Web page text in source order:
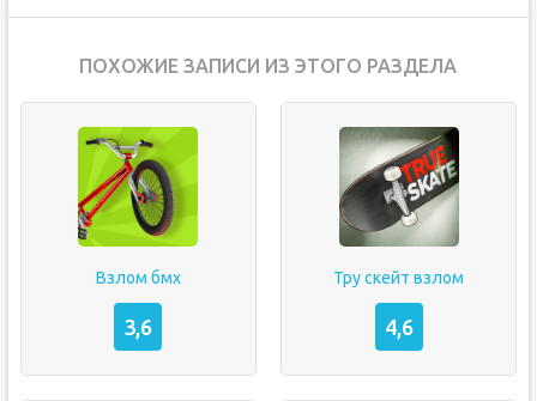
ПОХОЖИЕ ЗАПИСИ ИЗ ЭТОГО РАЗДЕЛА
Взлом бмх
3,6
Тру скейт взлом
4,6